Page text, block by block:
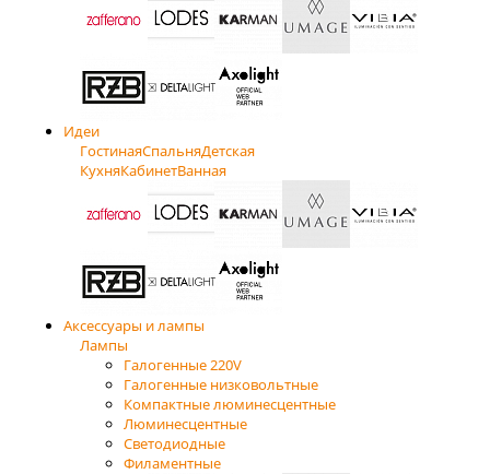
Идеи
ГостинаяСпальняДетская
КухняКабинетВанная
Аксессуары и лампы
Лампы
Галогенные 220V
Галогенные низковольтные
Компактные люминесцентные
Люминесцентные
Светодиодные
Филаментные